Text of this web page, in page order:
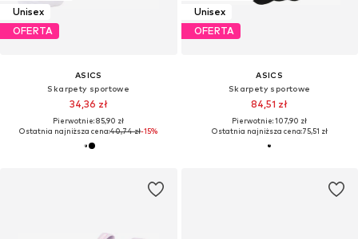
Unisex
OFERTA
ASICS
Skarpety sportowe
34,36 zł
Pierwotnie: 85,90 zł
Ostatnia najniższa cena:40,74 zł-15%
Unisex
OFERTA
ASICS
Skarpety sportowe
84,51 zł
Pierwotnie: 107,90 zł
Ostatnia najniższa cena:75,51 zł